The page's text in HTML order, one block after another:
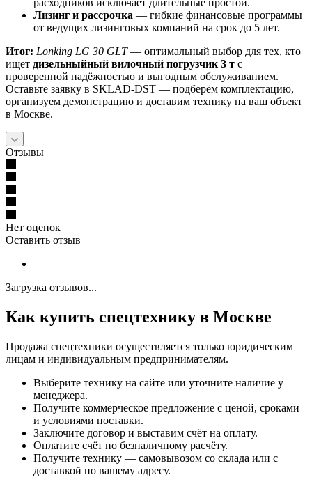
расходников исключает длительные простои.
Лизинг и рассрочка — гибкие финансовые программы
от ведущих лизинговых компаний на срок до 5 лет.
Итог: Lonking LG 30 GLT— оптимальный выбор для тех, кто
ищет дизельныйный вилочный погрузчик 3 т с
проверенной надёжностью и выгодным обслуживанием.
Оставьте заявку в SKLAD‑DST — подберём комплектацию,
организуем демонстрацию и доставим технику на ваш объект
в Москве.
Отзывы
Нет оценок
Оставить отзыв
Загрузка отзывов...
Как купить спецтехнику в Москве
Продажа спецтехники осуществляется только юридическим
лицам и индивидуальным предпринимателям.
Выберите технику на сайте или уточните наличие у
менеджера.
Получите коммерческое предложение с ценой, сроками
и условиями поставки.
Заключите договор и выставим счёт на оплату.
Оплатите счёт по безналичному расчёту.
Получите технику — самовывозом со склада или с
доставкой по вашему адресу.